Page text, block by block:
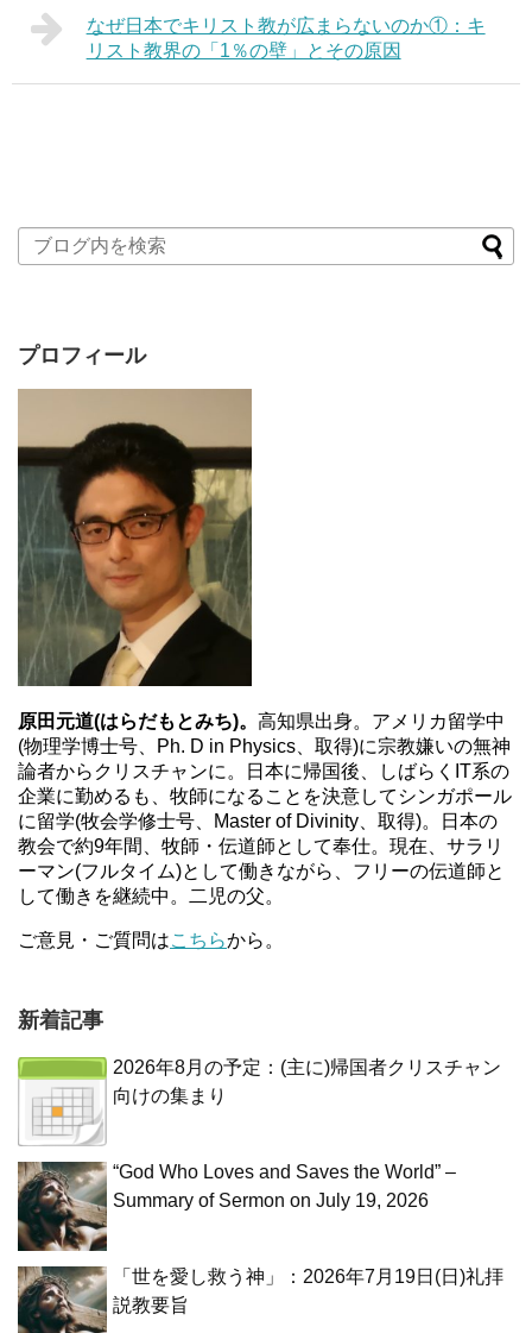
なぜ日本でキリスト教が広まらないのか①：キ
リスト教界の「1％の壁」とその原因
プロフィール
原田元道(はらだもとみち)。 高知県出身。アメリカ留学中
(物理学博士号、Ph. D in Physics、取得)に宗教嫌いの無神
論者からクリスチャンに。日本に帰国後、しばらくIT系の
企業に勤めるも、牧師になることを決意してシンガポール
に留学(牧会学修士号、Master of Divinity、取得)。日本の
教会で約9年間、牧師・伝道師として奉仕。現在、サラリ
ーマン(フルタイム)として働きながら、フリーの伝道師と
して働きを継続中。二児の父。
ご意見・ご質問はこちらから。
新着記事
2026年8月の予定：(主に)帰国者クリスチャン
向けの集まり
“God Who Loves and Saves the World” –
Summary of Sermon on July 19, 2026
「世を愛し救う神」：2026年7月19日(日)礼拝
説教要旨